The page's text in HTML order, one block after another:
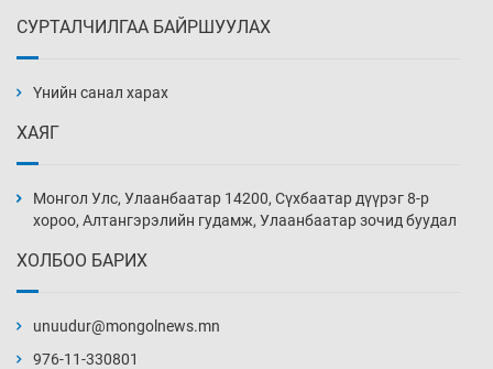
нэмэгджээ
Өчигдөр 13 цаг 30 мин
Өчигдөр 13 цаг 00 мин
СУРТАЛЧИЛГАА БАЙРШУУЛАХ
Үнийн санал харах
ХАЯГ
Монгол Улс, Улаанбаатар 14200, Сүхбаатар дүүрэг 8-р
хороо, Алтангэрэлийн гудамж, Улаанбаатар зочид буудал
ХОЛБОО БАРИХ
unuudur@mongolnews.mn
976-11-330801